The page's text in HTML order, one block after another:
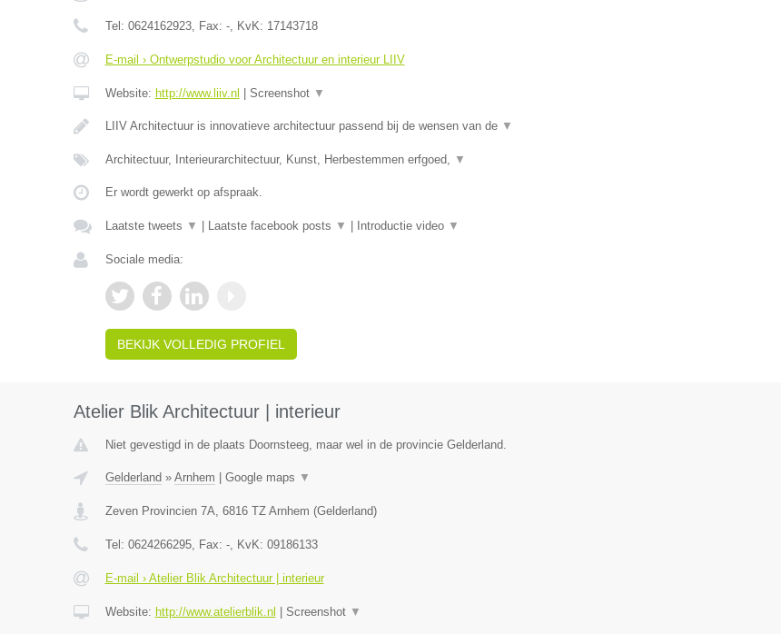
Tel: 0624162923, Fax: -, KvK: 17143718
E-mail › Ontwerpstudio voor Architectuur en interieur LIIV
Website: http://www.liiv.nl Screenshot ▼
LIIV Architectuur is innovatieve architectuur passend bij de wensen van de ▼
Architectuur, Interieurarchitectuur, Kunst, Herbestemmen erfgoed, ▼
Er wordt gewerkt op afspraak.
Laatste tweets ▼ Laatste facebook posts ▼ Introductie video ▼
Sociale media:
BEKIJK VOLLEDIG PROFIEL
Atelier Blik Architectuur | interieur
Niet gevestigd in de plaats Doornsteeg, maar wel in de provincie Gelderland.
Gelderland » Arnhem Google maps ▼
Zeven Provincien 7A, 6816 TZ Arnhem (Gelderland)
Tel: 0624266295, Fax: -, KvK: 09186133
E-mail › Atelier Blik Architectuur | interieur
Website: http://www.atelierblik.nl Screenshot ▼